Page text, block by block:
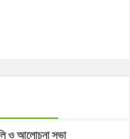
ও আলোচনা সভা